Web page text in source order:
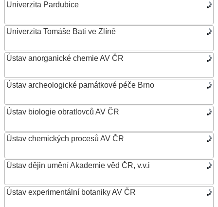
Univerzita Pardubice
Univerzita Tomáše Bati ve Zlíně
Ústav anorganické chemie AV ČR
Ústav archeologické památkové péče Brno
Ústav biologie obratlovců AV ČR
Ústav chemických procesů AV ČR
Ústav dějin umění Akademie věd ČR, v.v.i
Ústav experimentální botaniky AV ČR